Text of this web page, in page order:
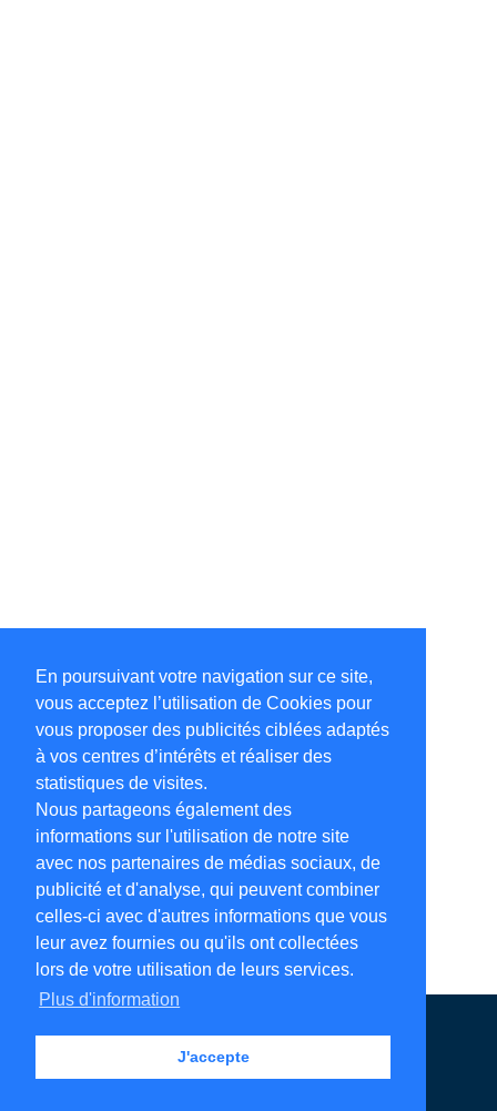
En poursuivant votre navigation sur ce site,
vous acceptez l’utilisation de Cookies pour
vous proposer des publicités ciblées adaptés
à vos centres d’intérêts et réaliser des
statistiques de visites.
Nous partageons également des
informations sur l'utilisation de notre site
avec nos partenaires de médias sociaux, de
publicité et d'analyse, qui peuvent combiner
celles-ci avec d'autres informations que vous
leur avez fournies ou qu'ils ont collectées
lors de votre utilisation de leurs services.
Plus d'information
J'accepte
Annuaire en ligne Légales Contact
Ajouter votre adresse